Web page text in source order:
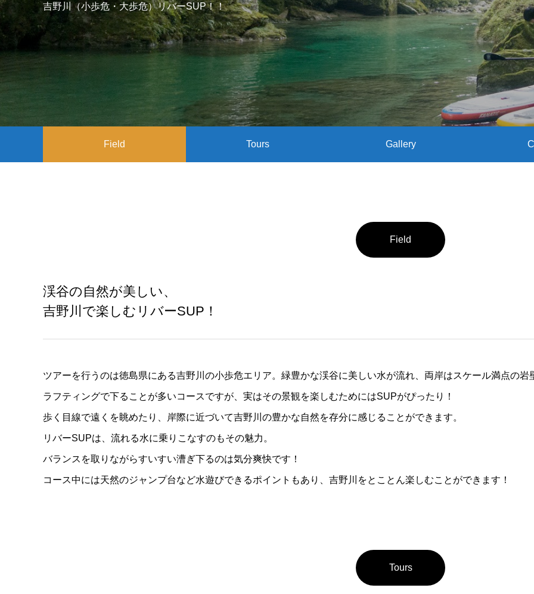
吉野川（小歩危・大歩危）リバーSUP！！
Field Tours Gallery
Field
渓谷の自然が美しい、
吉野川で楽しむリバーSUP！
ツアーを行うのは徳島県にある吉野川の小歩危エリア。緑豊かな渓谷に美しい水が流れ、両岸はスケール満点の岩
ラフティングで下ることが多いコースですが、実はその景観を楽しむためにはSUPがぴったり！
歩く目線で遠くを眺めたり、岸際に近づいて吉野川の豊かな自然を存分に感じることができます。
リバーSUPは、流れる水に乗りこなすのもその魅力。
バランスを取りながらすいすい漕ぎ下るのは気分爽快です！
コース中には天然のジャンプ台など水遊びできるポイントもあり、吉野川をとことん楽しむことができます！
Tours